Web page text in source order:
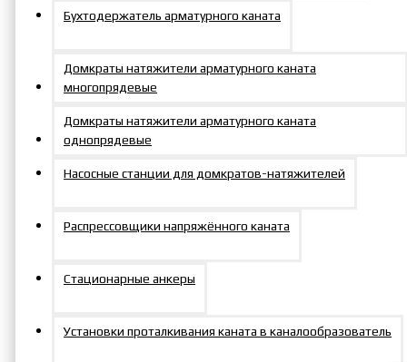
Бухтодержатель арматурного каната
Домкраты натяжители арматурного каната
многопрядевые
Домкраты натяжители арматурного каната
однопрядевые
Насосные станции для домкратов-натяжителей
Распрессовщики напряжённого каната
Стационарные анкеры
Установки проталкивания каната в каналообразователь
менеджера.
Условия для партнеров
Доставка во все регионы